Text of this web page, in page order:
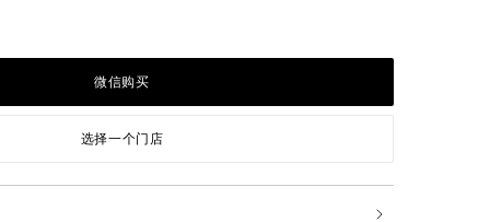
微信购买
选择一个门店